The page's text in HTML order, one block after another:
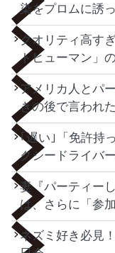
染をプロムに誘
クオリティ高す
トヒューマン」
アメリカ人とパ
きの後で言われ
｢遅い｣「免許持
クシードライバ
妻『パーティー
は、さらに「参
ネズミ好き必見